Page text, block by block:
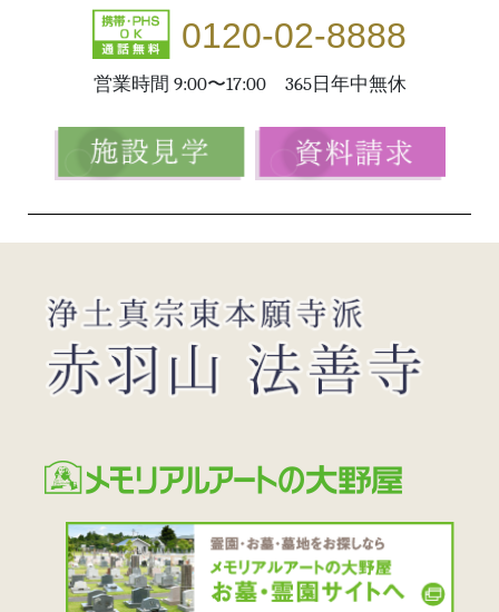
0120-02-8888
営業時間 9:00〜17:00 365日年中無休